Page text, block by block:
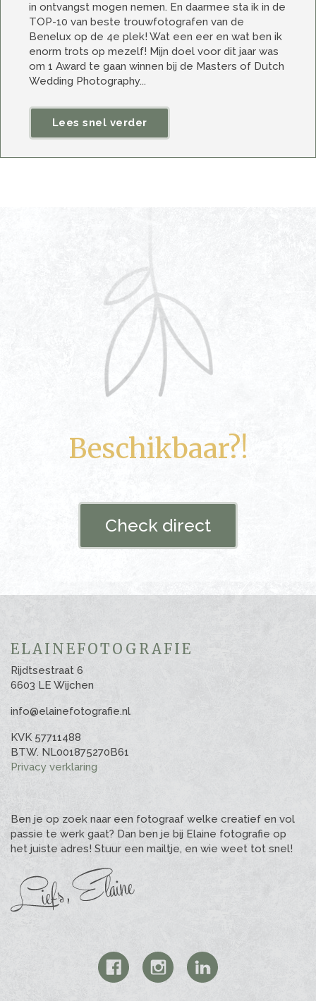
in ontvangst mogen nemen. En daarmee sta ik in de
TOP-10 van beste trouwfotografen van de
Benelux op de 4e plek! Wat een eer en wat ben ik
enorm trots op mezelf! Mijn doel voor dit jaar was
om 1 Award te gaan winnen bij de Masters of Dutch
Wedding Photography...
Lees snel verder
Beschikbaar?!
Check direct
ELAINEFOTOGRAFIE
Rijdtsestraat 6
6603 LE Wijchen
info@elainefotografie.nl
KVK 57711488
BTW. NL001875270B61
Privacy verklaring
Ben je op zoek naar een fotograaf welke creatief en vol
passie te werk gaat? Dan ben je bij Elaine fotografie op
het juiste adres! Stuur een mailtje, en wie weet tot snel!